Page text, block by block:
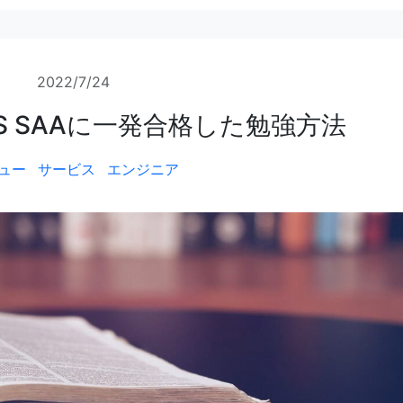
2022/7/24
SAAに一発合格した勉強方法
ー サービス エンジニア